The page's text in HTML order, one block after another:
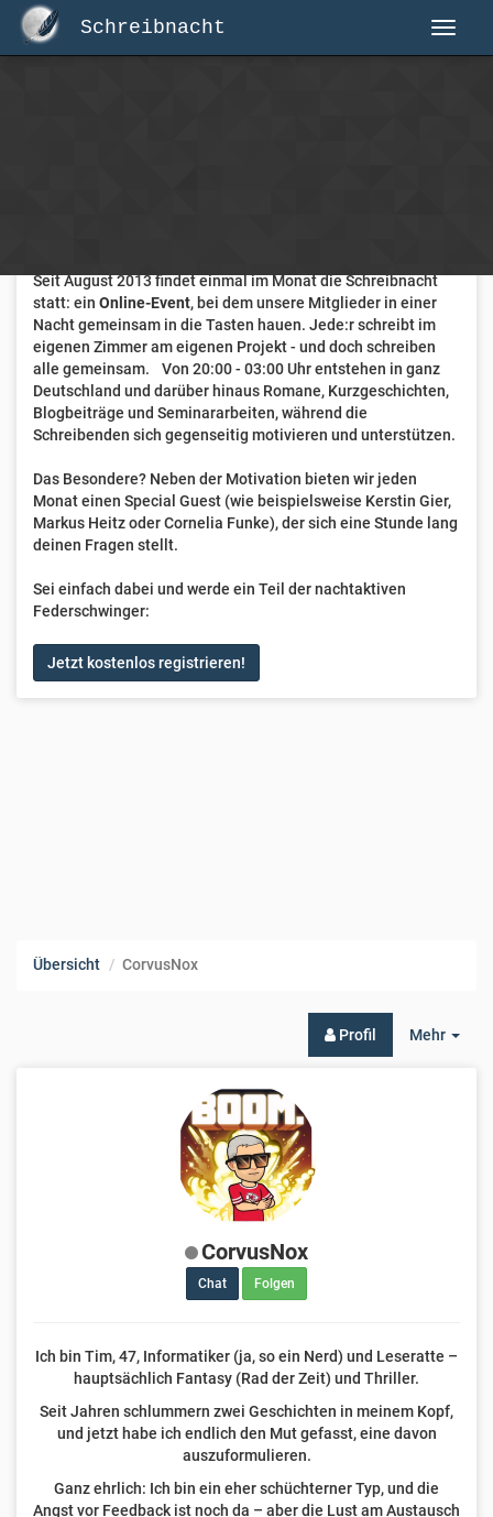
Schreibnacht
Seit August 2013 findet einmal im Monat die Schreibnacht
statt: ein Online-Event, bei dem unsere Mitglieder in einer
Nacht gemeinsam in die Tasten hauen. Jede:r schreibt im
eigenen Zimmer am eigenen Projekt - und doch schreiben
alle gemeinsam. Von 20:00 - 03:00 Uhr entstehen in ganz
Deutschland und darüber hinaus Romane, Kurzgeschichten,
Blogbeiträge und Seminararbeiten, während die
Schreibenden sich gegenseitig motivieren und unterstützen.
Das Besondere? Neben der Motivation bieten wir jeden
Monat einen Special Guest (wie beispielsweise Kerstin Gier,
Markus Heitz oder Cornelia Funke), der sich eine Stunde lang
deinen Fragen stellt.
Sei einfach dabei und werde ein Teil der nachtaktiven
Federschwinger:
Jetzt kostenlos registrieren!
Übersicht CorvusNox
Mehr
Profil
CorvusNox
Chat Folgen
Ich bin Tim, 47, Informatiker (ja, so ein Nerd) und Leseratte –
hauptsächlich Fantasy (Rad der Zeit) und Thriller.
Seit Jahren schlummern zwei Geschichten in meinem Kopf,
und jetzt habe ich endlich den Mut gefasst, eine davon
auszuformulieren.
Ganz ehrlich: Ich bin ein eher schüchterner Typ, und die
Angst vor Feedback ist noch da – aber die Lust am Austausch